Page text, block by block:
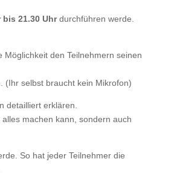
bis 21.30 Uhrdurchführen werde.
den Teilnehmern seinen
(Ihr selbst braucht kein Mikrofon)
detailliert erklären.
machen kann, sondern auch
So hat jeder Teilnehmer die